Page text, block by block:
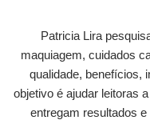
Patricia Lira
maquiagem, cuidados
qualidade, benefícios,
objetivo é ajudar leitoras
entregam resultados